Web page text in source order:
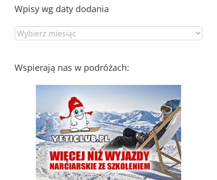
Wpisy wg daty dodania
Wpisy
wg
Wspierają nas w podróżach: